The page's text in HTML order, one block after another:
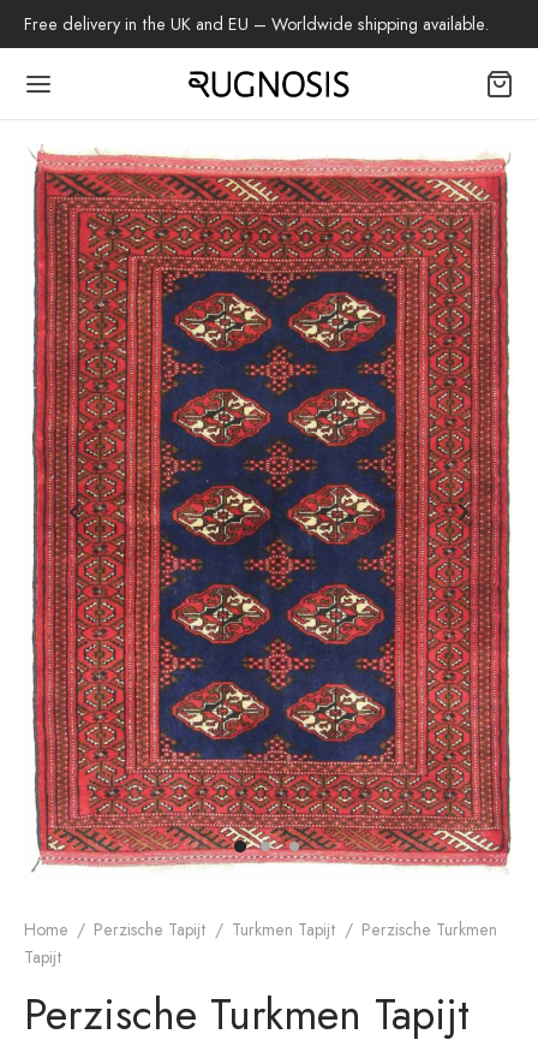
Free delivery in the UK and EU – Worldwide shipping available.
Home / Perzische Tapijt / Turkmen Tapijt / Perzische Turkmen
Tapijt
Perzische Turkmen Tapijt
Back
Tapijt
Tapijt
Tapijt
ontwerp